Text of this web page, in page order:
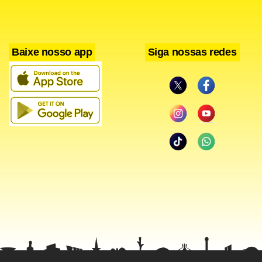
Do valor inicialmente estipulado de R$ 0,45 relativos aos
juros estipulado no final do ano passado, incidirá 15% de
imposto de renda. Já sobre o valor de R$ 0,0137, relativo à
correção até o próximo dia 30, a incidência da alíquota de
Imposto de Renda será de 22,5% – os descontos, no
Baixe nosso app Siga nossas redes